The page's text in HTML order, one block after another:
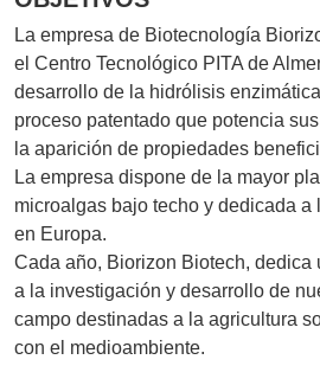
La empresa de Biotecnología
el Centro Tecnológico PITA de
desarrollo de la hidrólisis
proceso patentado que potencia
la aparición de propiedades
La empresa dispone de la mayor
microalgas bajo techo y dedicada a
en Europa.
Cada año, Biorizon Biotech, dedica
a la investigación y desarrollo de
campo destinadas a la agricultura
con el medioambiente.